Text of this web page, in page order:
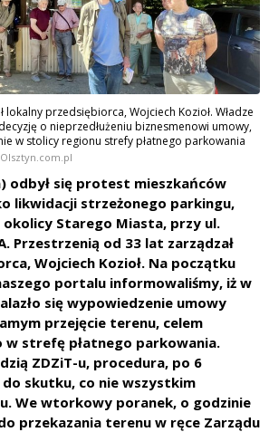
lokalny przedsiębiorca, Wojciech Kozioł. Władze
o nieprzedłużeniu biznesmenowi umowy,
w stolicy regionu strefy płatnego parkowania
odbył się protest mieszkańców
likwidacji strzeżonego parkingu,
okolicy Starego Miasta, przy ul.
Przestrzenią od 33 lat zarządzał
Wojciech Kozioł. Na początku
portalu informowaliśmy, iż w
się wypowiedzenie umowy
przejęcie terenu, celem
w strefę płatnego parkowania.
ZDZiT-u, procedura, po 6
do skutku, co nie wszystkim
We wtorkowy poranek, o godzinie
przekazania terenu w ręce Zarządu